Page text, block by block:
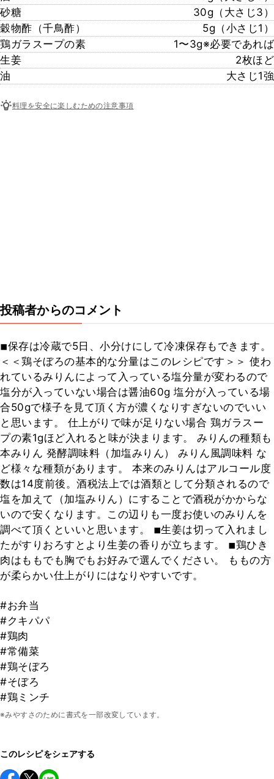
砂糖
30g（大さじ3）
穀物酢（千鳥酢）
5g（小さじ1）
鶏ガラスープの素
1〜3g※必要であれば
生姜
2枚ほど
油
大さじ1強
料理を安全に楽しむための注意事項
投稿者からのコメント
◾︎保存は冷蔵で5日、小分けにして冷凍保存もできます。
＜＜鶏そぼろの基本的な分量はこのレシピです＞＞ 使わ
れているみりんによって入っている塩分量が変わるので
塩分が入っていない場合は醤油60g 塩分が入っている場
合50gで様子を見て頂く方が濃くなりすぎないのでいい
と思います。 仕上がりで味が足りない場合 鶏ガラスー
プの素1gほど入れると味が決まります。 みりんの種類も
本みりん 発酵調味料（加塩みりん） みりん風調味料 な
ど様々な種類があります。 本来のみりんはアルコール度
数は14度前後。酒税法上では酒類として分類されるので
塩を加えて（加塩みりん）にすることで酒税がかからな
いので安くなります。この辺りも一度お使いのみりんを
調べて頂くといいと思います。 ◾︎生姜は切って入れまし
たがすりおろすとより生姜の香りが立ちます。 ◾︎鶏ひき
肉はももでも胸でもお好みで選んでください。 ももの方
が柔らかい仕上がりにはなりやすいです。
#お弁当
#クキパパ
#鶏肉
#常備菜
#鶏そぼろ
#そぼろ
#鶏ミンチ
※みやすさのために書式を一部改変しています。
このレシピをシェアする